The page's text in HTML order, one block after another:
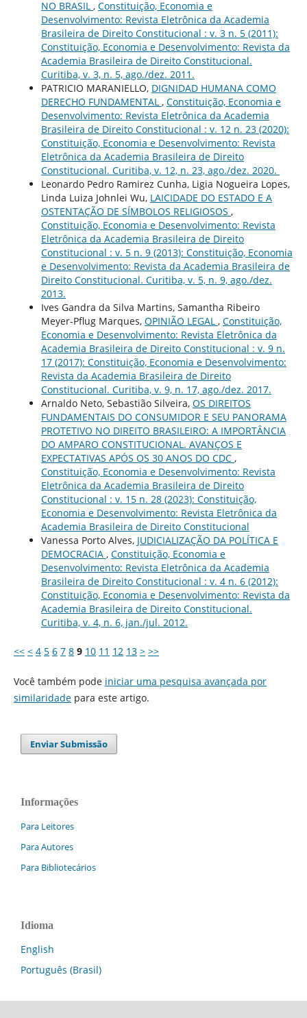
NO BRASIL , Constituição, Economia e
Desenvolvimento: Revista Eletrônica da Academia
Brasileira de Direito Constitucional : v. 3 n. 5 (2011):
Constituição, Economia e Desenvolvimento: Revista da
Academia Brasileira de Direito Constitucional.
Curitiba, v. 3, n. 5, ago./dez. 2011.
PATRICIO MARANIELLO, DIGNIDAD HUMANA COMO
DERECHO FUNDAMENTAL , Constituição, Economia e
Desenvolvimento: Revista Eletrônica da Academia
Brasileira de Direito Constitucional : v. 12 n. 23 (2020):
Constituição, Economia e Desenvolvimento: Revista
Eletrônica da Academia Brasileira de Direito
Constitucional. Curitiba, v. 12, n. 23, ago./dez. 2020.
Leonardo Pedro Ramirez Cunha, Ligia Nogueira Lopes,
Linda Luiza Johnlei Wu, LAICIDADE DO ESTADO E A
OSTENTAÇÃO DE SÍMBOLOS RELIGIOSOS ,
Constituição, Economia e Desenvolvimento: Revista
Eletrônica da Academia Brasileira de Direito
Constitucional : v. 5 n. 9 (2013): Constituição, Economia
e Desenvolvimento: Revista da Academia Brasileira de
Direito Constitucional. Curitiba, v. 5, n. 9, ago./dez.
2013.
Ives Gandra da Silva Martins, Samantha Ribeiro
Meyer-Pflug Marques, OPINIÃO LEGAL , Constituição,
Economia e Desenvolvimento: Revista Eletrônica da
Academia Brasileira de Direito Constitucional : v. 9 n.
17 (2017): Constituição, Economia e Desenvolvimento:
Revista da Academia Brasileira de Direito
Constitucional. Curitiba, v. 9, n. 17, ago./dez. 2017.
Arnaldo Neto, Sebastião Silveira, OS DIREITOS
FUNDAMENTAIS DO CONSUMIDOR E SEU PANORAMA
PROTETIVO NO DIREITO BRASILEIRO: A IMPORTÂNCIA
DO AMPARO CONSTITUCIONAL. AVANÇOS E
EXPECTATIVAS APÓS OS 30 ANOS DO CDC ,
Constituição, Economia e Desenvolvimento: Revista
Eletrônica da Academia Brasileira de Direito
Constitucional : v. 15 n. 28 (2023): Constituição,
Economia e Desenvolvimento: Revista Eletrônica da
Academia Brasileira de Direito Constitucional
Vanessa Porto Alves, JUDICIALIZAÇÃO DA POLÍTICA E
DEMOCRACIA , Constituição, Economia e
Desenvolvimento: Revista Eletrônica da Academia
Brasileira de Direito Constitucional : v. 4 n. 6 (2012):
Constituição, Economia e Desenvolvimento: Revista da
Academia Brasileira de Direito Constitucional.
Curitiba, v. 4, n. 6, jan./jul. 2012.
<< < 4 5 6 7 8 9 10 11 12 13 > >>
Você também pode iniciar uma pesquisa avançada por
similaridadepara este artigo.
Enviar Submissão
Informações
Para Leitores
Para Autores
Para Bibliotecários
Idioma
English
Português (Brasil)